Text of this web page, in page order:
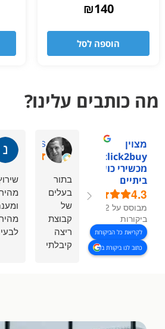
₪140
הוספה לסל
מה כותבים עלינו?
מצוין
מכשירי כושר
ביתיים
4.3
מבוסס על 92
ביקורות
לקריאת כל הביקורות
כתוב לנו ביקורת ב
David S.
בתור
בעלים
של
קבוצת
ריצה
קיבלתי
ללא
מהיר
מהיר